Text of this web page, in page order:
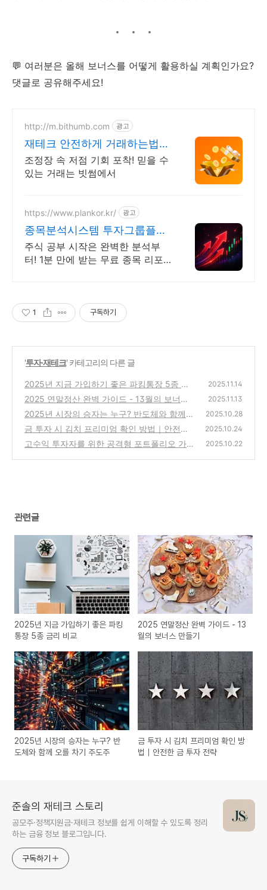
💬 여러분은 올해 보너스를 어떻게 활용하실 계획인가요?
댓글로 공유해주세요!
http://m.bithumb.com 광고
재테크 안전하게 거래하는법
신규 가입 시 5만원 혜택
조정장 속 저점 기회 포착! 믿을 수
있는 거래는 빗썸에서
https://www.plankor.kr/ 광고
종목분석시스템 투자그룹플랜
가입즉시 무료리포트 100%
주식 공부 시작은 완벽한 분석부
터! 1분 만에 받는 무료 종목 리포
1 구독하기
'투자·재테크' 카테고리의 다른 글
2025년 지금 가입하기 좋은 파킹통장 5종 금
리 비교
(0)
2025.11.14
2025 연말정산 완벽 가이드 - 13월의 보너스
만들기
(1)
2025.11.13
2025년 시장의 승자는 누구? 반도체와 함께
오를 차기 주도주
(0)
2025.10.28
금 투자 시 김치 프리미엄 확인 방법｜안전한
금 투자 전략
(0)
2025.10.24
고수익 투자자를 위한 공격형 포트폴리오 가이
2025.10.22
관련글
2025년 지금 가입하기 좋은 파킹
통장 5종 금리 비교
2025 연말정산 완벽 가이드 - 13
월의 보너스 만들기
2025년 시장의 승자는 누구? 반
도체와 함께 오를 차기 주도주
금 투자 시 김치 프리미엄 확인 방
법｜안전한 금 투자 전략
준솔의 재테크 스토리
공모주·정책지원금·재테크 정보를 쉽게 이해할 수 있도록 정리
하는 금융 정보 블로그입니다.
구독하기